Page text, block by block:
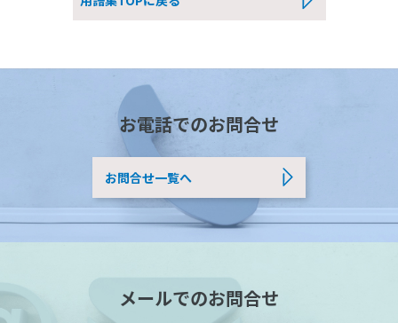
お電話でのお問合せ
お問合せ一覧へ
メールでのお問合せ